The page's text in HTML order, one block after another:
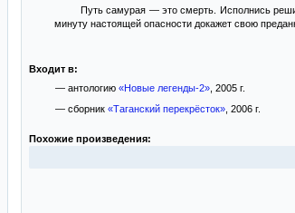
Путь самурая — это смерть. Исполнись
минуту настоящей опасности докажет свою
Входит в:
— антологию «Новые легенды-2», 2005 г.
— сборник «Таганский перекрёсток», 2006 г.
Похожие произведения: